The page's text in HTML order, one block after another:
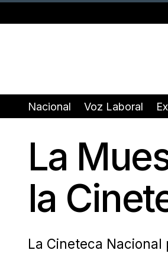
Nacional Voz Laboral
La
la
La Cineteca